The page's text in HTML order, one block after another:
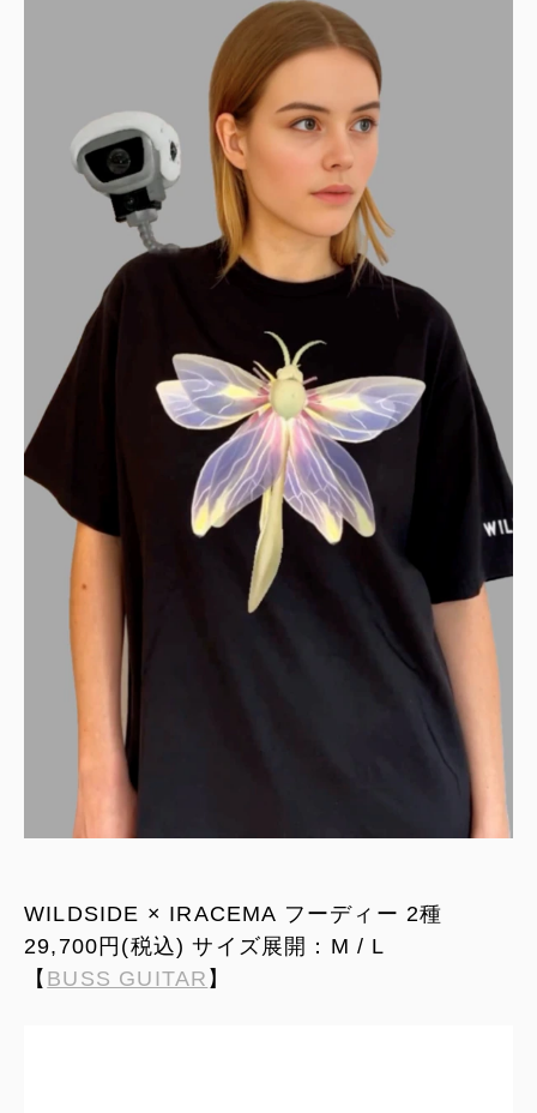
WILDSIDE × IRACEMA フーディー 2種
29,700円(税込) サイズ展開：M / L
【 BUSS GUITAR 】